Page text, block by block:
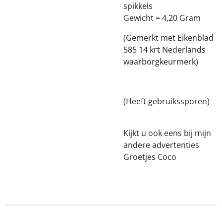
spikkels
Gewicht = 4,20 Gram
(Gemerkt met Eikenblad
585 14 krt Nederlands
waarborgkeurmerk)
(Heeft gebruikssporen)
Kijkt u ook eens bij mijn
andere advertenties
Groetjes Coco